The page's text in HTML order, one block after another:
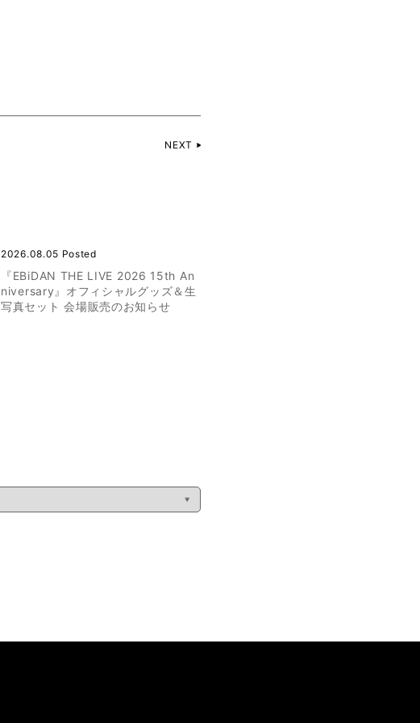
NEXT
2026.08.05 Posted
『EBiDAN THE LIVE 2026 15th An
niversary』オフィシャルグッズ＆生
写真セット 会場販売のお知らせ